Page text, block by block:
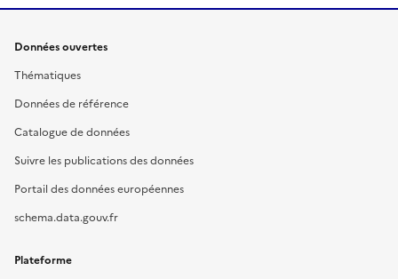
Données ouvertes
Thématiques
Données de référence
Catalogue de données
Suivre les publications des données
Portail des données européennes
schema.data.gouv.fr
Plateforme